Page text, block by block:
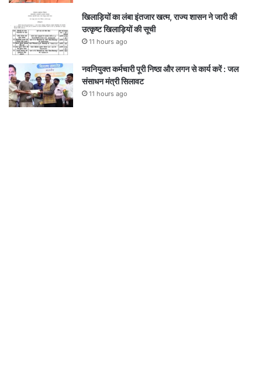
खिलाड़ियों का लंबा इंतजार खत्म, राज्य शासन ने जारी की
उत्कृष्ट खिलाड़ियों की सूची
11 hours ago
नवनियुक्त कर्मचारी पूरी निष्ठा और लगन से कार्य करें : जल
संसाधन मंत्री सिलावट
11 hours ago